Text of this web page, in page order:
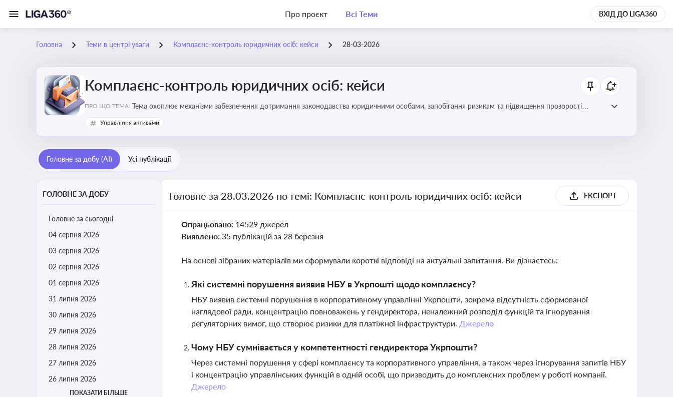
Про проєкт Всі Теми ВХІД ДО LIGA360
Головна Теми в центрі уваги Комплаєнс-контроль юридичних осіб: кейси 28-03-2026
Комплаєнс-контроль юридичних осіб: кейси
ПРО ЩО ТЕМА: Тема охоплює механізми забезпечення дотримання законодавства юридичними особами, запобігання ризикам та підвищення прозорості
діяльності
Управління активами
Головне за добу (AI) Усі публікації
ГОЛОВНЕ ЗА ДОБУ
Головне за сьогодні
04 серпня 2026
03 серпня 2026
02 серпня 2026
01 серпня 2026
31 липня 2026
30 липня 2026
29 липня 2026
28 липня 2026
27 липня 2026
26 липня 2026
ПОКАЗАТИ БІЛЬШЕ
Головне за 28.03.2026 по темі: Комплаєнс-контроль юридичних осіб: кейси ЕКСПОРТ
Опрацьовано: 14529 джерел
Виявлено: 35 публікацій за 28 березня
На основі зібраних матеріалів ми сформували короткі відповіді на актуальні запитання. Ви дізнаєтесь:
Які системні порушення виявив НБУ в Укрпошті щодо комплаєнсу?
НБУ виявив системні порушення в корпоративному управлінні Укрпошти, зокрема відсутність сформованої
наглядової ради, концентрацію повноважень у гендиректора, неналежний розподіл функцій та ігнорування
регуляторних вимог, що створює ризики для платіжної інфраструктури. Джерело
Чому НБУ сумнівається у компетентності гендиректора Укрпошти?
Через системні порушення у сфері комплаєнсу та корпоративного управління, а також через ігнорування запитів НБУ
і концентрацію управлінських функцій в одній особі, що призводить до комплексних проблем у роботі компанії.
Джерело